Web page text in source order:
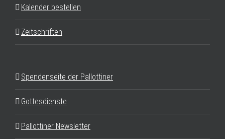
Kalender bestellen
Zeitschriften
Spendenseite der Pallottiner
Gottesdienste
Pallottiner Newsletter